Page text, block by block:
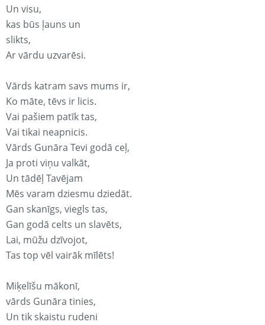
Un visu,
kas būs ļauns un
slikts,
Ar vārdu uzvarēsi.
Vārds katram savs mums ir,
Ko māte, tēvs ir licis.
Vai pašiem patīk tas,
Vai tikai neapnicis.
Vārds Gunāra Tevi godā ceļ,
Ja proti viņu valkāt,
Un tādēļ Tavējam
Mēs varam dziesmu dziedāt.
Gan skanīgs, viegls tas,
Gan godā celts un slavēts,
Lai, mūžu dzīvojot,
Tas top vēl vairāk mīlēts!
Miķelīšu mākonī,
vārds Gunāra tinies,
Un tik skaistu rudeni